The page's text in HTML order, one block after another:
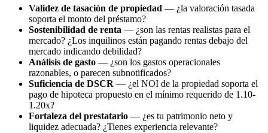
Validez de tasación de propiedad — ¿la valoración tasada
soporta el monto del préstamo?
Sostenibilidad de renta — ¿son las rentas realistas para el
mercado? ¿Los inquilinos están pagando rentas debajo del
mercado indicando debilidad?
Análisis de gasto — ¿son los gastos operacionales
razonables, o parecen subnotificados?
Suficiencia de DSCR — ¿el NOI de la propiedad soporta el
pago de hipoteca propuesto en el mínimo requerido de 1.10-
1.20x?
Fortaleza del prestatario — ¿es tu patrimonio neto y
liquidez adecuada? ¿Tienes experiencia relevante?